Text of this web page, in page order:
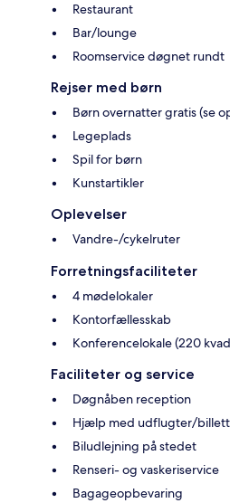
Restaurant
Bar/lounge
Roomservice døgnet rundt
Rejser med børn
Børn overnatter gratis (se
Legeplads
Spil for børn
Kunstartikler
Oplevelser
Vandre-/cykelruter
Forretningsfaciliteter
4 mødelokaler
Kontorfællesskab
Konferencelokale (220
Faciliteter og service
Døgnåben reception
Hjælp med udflugter/
Biludlejning på stedet
Renseri- og vaskeriservice
Bagageopbevaring